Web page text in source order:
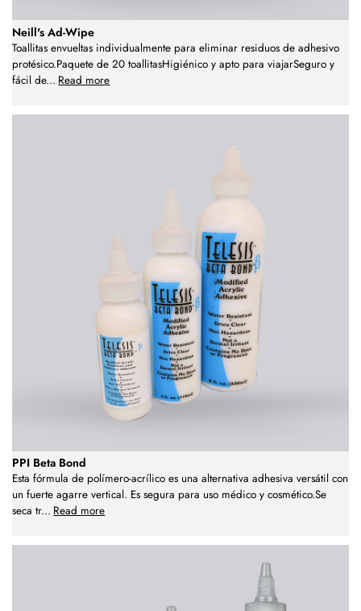
Neill's Ad-Wipe
Toallitas envueltas individualmente para eliminar residuos de adhesivo
protésico.Paquete de 20 toallitasHigiénico y apto para viajarSeguro y
fácil de... Read more
PPI Beta Bond
Esta fórmula de polímero-acrílico es una alternativa adhesiva versátil con
un fuerte agarre vertical. Es segura para uso médico y cosmético.Se
seca tr... Read more